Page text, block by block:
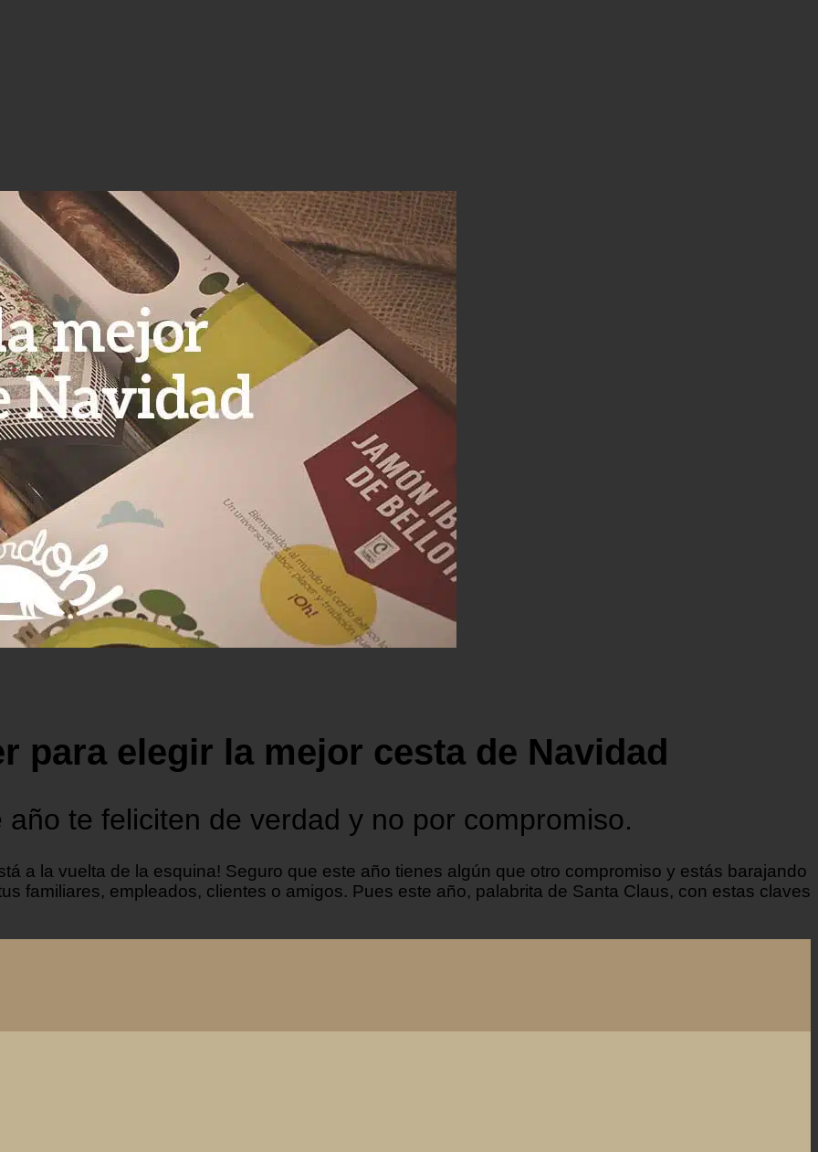
para elegir la mejor cesta de Navidad
te feliciten de verdad y no por compromiso.
a la vuelta de la esquina! Seguro que este año tienes algún que otro compromiso y estás barajando
familiares, empleados, clientes o amigos. Pues este año, palabrita de Santa Claus, con estas claves